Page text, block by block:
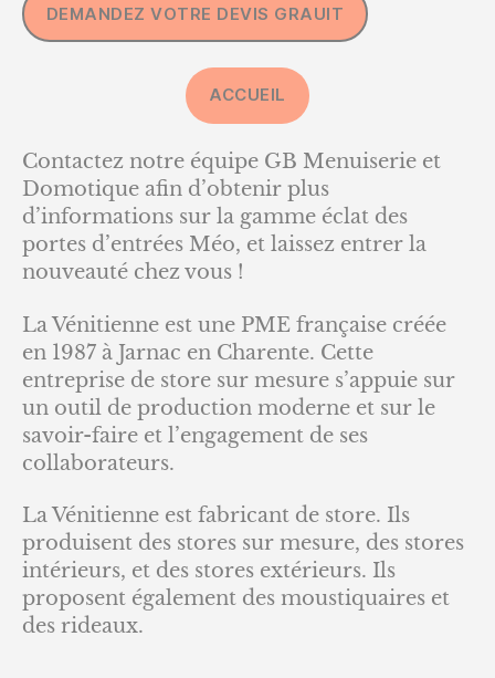
DEMANDEZ VOTRE DEVIS GRAUIT
ACCUEIL
Contactez notre équipe GB Menuiserie et
Domotique afin d’obtenir plus
d’informations sur la gamme éclat des
portes d’entrées Méo, et laissez entrer la
nouveauté chez vous !
La Vénitienne est une PME française créée
en 1987 à Jarnac en Charente. Cette
entreprise de store sur mesure s’appuie sur
un outil de production moderne et sur le
savoir-faire et l’engagement de ses
collaborateurs.
La Vénitienne est fabricant de store. Ils
produisent des stores sur mesure, des stores
intérieurs, et des stores extérieurs. Ils
proposent également des moustiquaires et
des rideaux.